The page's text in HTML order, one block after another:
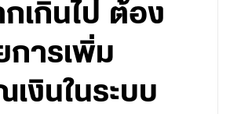
เกินไป​ ต้อง
การเพิ่ม
งินในระบบ